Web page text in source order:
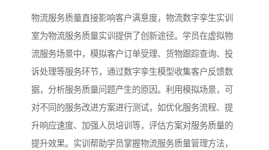
物流服务质量直接影响客户满意度，物流数字孪生实训
室为物流服务质量实训提供了创新途径。学员在虚拟物
流服务场景中，模拟客户订单受理、货物跟踪查询、投
诉处理等服务环节，通过数字孪生模型收集客户反馈数
据，分析服务质量问题产生的原因。利用模拟场景，可
对不同的服务改进方案进行测试，如优化服务流程、提
升响应速度、加强人员培训等，评估方案对服务质量的
提升效果。实训帮助学员掌握物流服务质量管理方法，